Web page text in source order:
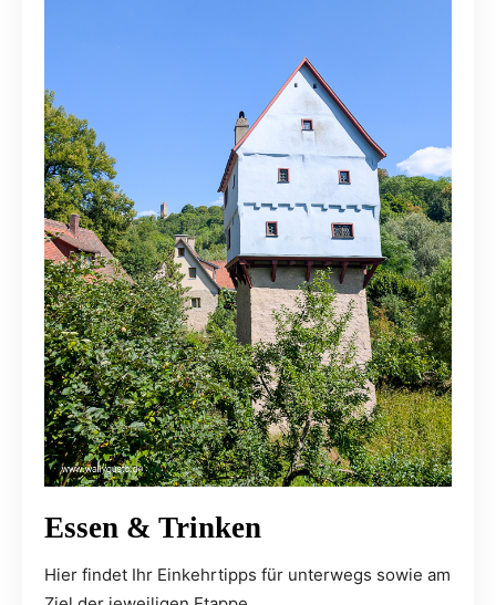
Essen & Trinken
Hier findet Ihr Einkehrtipps für unterwegs sowie am